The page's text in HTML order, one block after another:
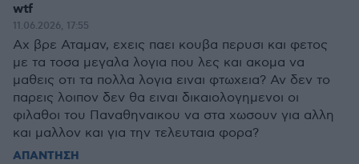
wtf
11.06.2026, 17:55
Αχ βρε Αταμαν, εχεις παει κουβα περυσι και φετος
με τα τοσα μεγαλα λογια που λες και ακομα να
μαθεις οτι τα πολλα λογια ειναι φτωχεια? Αν δεν το
παρεις λοιπον δεν θα ειναι δικαιολογημενοι οι
φιλαθοι του Παναθηναικου να στα χωσουν για αλλη
και μαλλον και για την τελευταια φορα?
ΑΠΑΝΤΗΣΗ